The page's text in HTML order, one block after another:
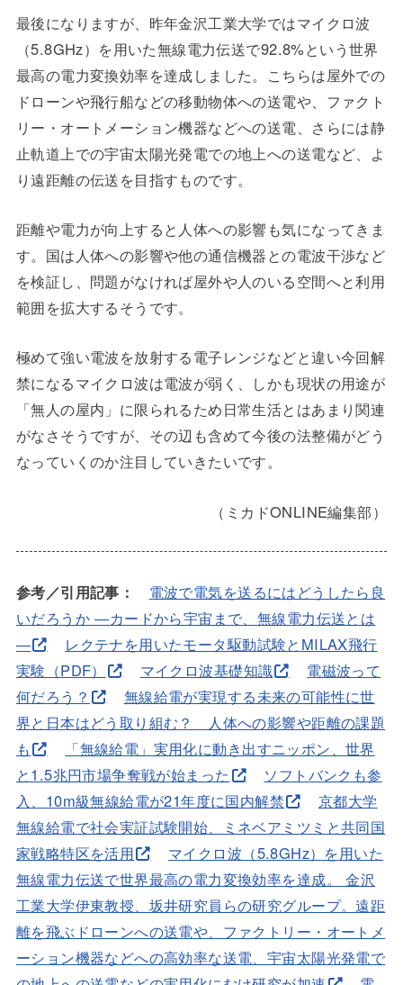
最後になりますが、昨年金沢工業大学ではマイクロ波
（5.8GHz）を用いた無線電力伝送で92.8%という世界
最高の電力変換効率を達成しました。こちらは屋外での
ドローンや飛行船などの移動物体への送電や、ファクト
リー・オートメーション機器などへの送電、さらには静
止軌道上での宇宙太陽光発電での地上への送電など、よ
り遠距離の伝送を目指すものです。
距離や電力が向上すると人体への影響も気になってきま
す。国は人体への影響や他の通信機器との電波干渉など
を検証し、問題がなければ屋外や人のいる空間へと利用
範囲を拡大するそうです。
極めて強い電波を放射する電子レンジなどと違い今回解
禁になるマイクロ波は電波が弱く、しかも現状の用途が
「無人の屋内」に限られるため日常生活とはあまり関連
がなさそうですが、その辺も含めて今後の法整備がどう
なっていくのか注目していきたいです。
（ミカドONLINE編集部）
参考／引用記事：
電波で電気を送るにはどうしたら良
いだろうか ―カードから宇宙まで、無線電力伝送とは
―
レクテナを用いたモータ駆動試験とMILAX飛行
実験（PDF）
マイクロ波基礎知識
電磁波って
何だろう？
無線給電が実現する未来の可能性に世
界と日本はどう取り組む？ 人体への影響や距離の課題
も
「無線給電」実用化に動き出すニッポン、世界
と1.5兆円市場争奪戦が始まった
ソフトバンクも参
入、10m級無線給電が21年度に国内解禁
京都大学
無線給電で社会実証試験開始、ミネベアミツミと共同国
家戦略特区を活用
マイクロ波（5.8GHz）を用いた
無線電力伝送で世界最高の電力変換効率を達成。 金沢
工業大学伊東教授、坂井研究員らの研究グループ。遠距
離を飛ぶドローンへの送電や、ファクトリー・オートメ
ーション機器などへの高効率な送電、宇宙太陽光発電で